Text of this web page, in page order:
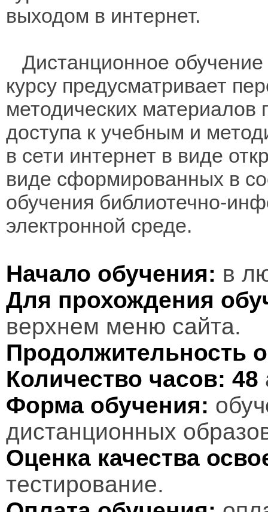
выходом в интернет.
Дистанционное
курсу предусматривает
методических материалов
доступа к учебным и
в сети интернет в виде
виде сформированных в
обучения библиотечно-
электронной среде.
Начало обучения: в
Для прохождения
верхнем меню сайта.
Продолжительность
Количество часов: 48
Форма обучения:
дистанционных
Оценка качества
тестирование.